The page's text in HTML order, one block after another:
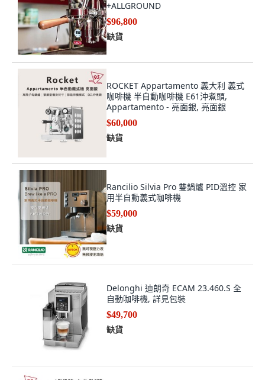
+ALLGROUND
$96,800
缺貨
ROCKET Appartamento 義大利 義式
咖啡機 半自動咖啡機 E61沖煮頭,
Appartamento - 亮面銀, 亮面銀
$60,000
缺貨
Rancilio Silvia Pro 雙鍋爐 PID溫控 家
用半自動義式咖啡機
$59,000
缺貨
Delonghi 迪朗奇 ECAM 23.460.S 全
自動咖啡機, 詳見包裝
$49,700
缺貨